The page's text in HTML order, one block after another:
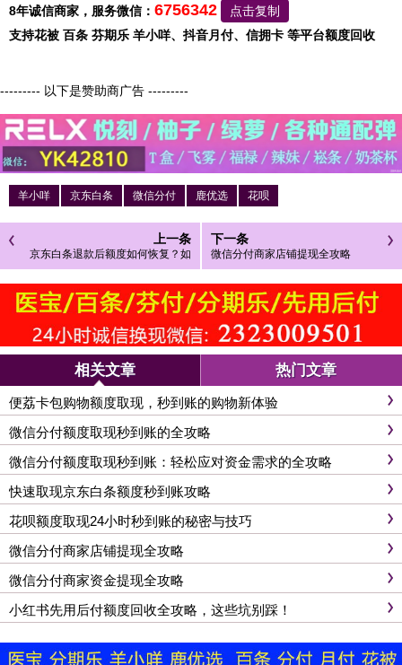
8年诚信商家，服务微信： 6756342
点击复制
支持花被 百条 芬期乐 羊小咩、抖音月付、信拥卡 等平台额度回收
--------- 以下是赞助商广告 ---------
羊小咩 京东白条 微信分付 鹿优选 花呗
上一条
京东白条退款后额度如何恢复？如
何提升京东白条额度？
下一条
微信分付商家店铺提现全攻略
相关文章 热门文章
便荔卡包购物额度取现，秒到账的购物新体验
微信分付额度取现秒到账的全攻略
微信分付额度取现秒到账：轻松应对资金需求的全攻略
快速取现京东白条额度秒到账攻略
花呗额度取现24小时秒到账的秘密与技巧
微信分付商家店铺提现全攻略
微信分付商家资金提现全攻略
小红书先用后付额度回收全攻略，这些坑别踩！